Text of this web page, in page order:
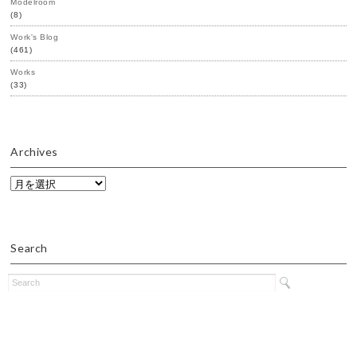
Modelroom
(8)
Work's Blog
(461)
Works
(33)
Archives
Archives
Search